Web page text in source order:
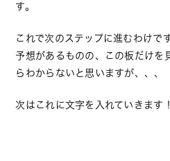
す。
これで次のステップに進むわけで
予想があるものの、この板だけを
らわからないと思いますが、、、
次はこれに文字を入れていきます